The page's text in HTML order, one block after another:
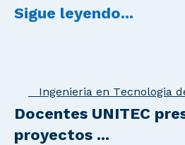
Sigue leyendo...
Ingenieria en Tecnologia
Docentes UNITEC
proyectos ...